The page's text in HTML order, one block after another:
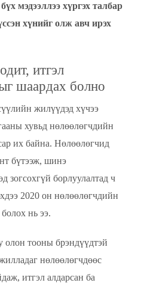
бүх мэдээллээ хүргэх талбар
хүнийг олж авч ирэх
итгэл
шаардах болно
жилүүдэд хүчээ
хувьд нөлөөлөгчдийн
их байна. Нөлөөлөгчид
бүтээж, шинэ
зогсохгүй борлуулалтад ч
2020 он нөлөөлөгчдийн
нь ээ.
тооны брэндүүдтэй
нөлөөлөгчдөөс
итгэл алдарсан ба